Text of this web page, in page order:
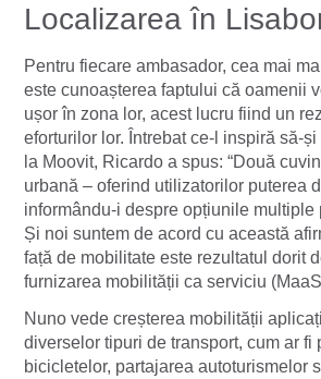
Localizarea în
Pentru fiecare ambasador, cea mai
este cunoașterea faptului că oamenii
ușor în zona lor, acest lucru fiind un
eforturilor lor. Întrebat ce-l inspiră să-
la Moovit, Ricardo a spus: “Două
urbană – oferind utilizatorilor puterea
informându-i despre opțiunile multiple
Și noi suntem de acord cu această
față de mobilitate este rezultatul dorit
furnizarea mobilității ca serviciu
Nuno vede creșterea mobilității
diverselor tipuri de transport, cum ar fi
bicicletelor, partajarea autoturismelor